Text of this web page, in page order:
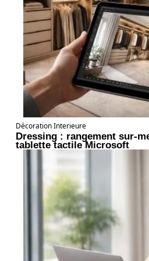
Décoration Interieure
Dressing : rangement sur-
tablette tactile Microsoft